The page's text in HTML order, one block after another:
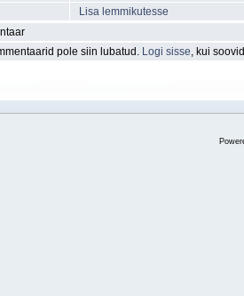
Lisa lemmikutesse
pole siin lubatud. Logi sisse, kui